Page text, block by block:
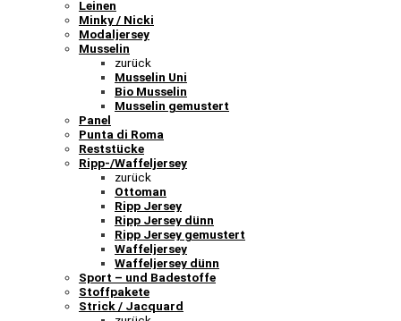
Leinen
Minky / Nicki
Modaljersey
Musselin
zurück
Musselin Uni
Bio Musselin
Musselin gemustert
Panel
Punta di Roma
Reststücke
Ripp-/Waffeljersey
zurück
Ottoman
Ripp Jersey
Ripp Jersey dünn
Ripp Jersey gemustert
Waffeljersey
Waffeljersey dünn
Sport – und Badestoffe
Stoffpakete
Strick / Jacquard